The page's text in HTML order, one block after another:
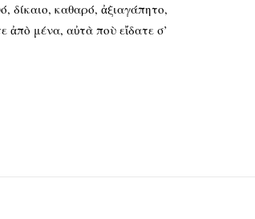
δίκαιο, καθαρό, ἀξιαγάπητο,
ἀπὸ μένα, αὐτὰ ποὺ εἴδατε σ’